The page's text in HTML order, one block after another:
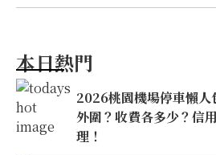
本日熱門
2026桃園機場停車懶人
外圍？收費各多少？信
理！